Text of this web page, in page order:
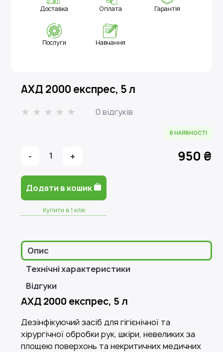
Доставка Оплата Гарантія
Послуги Навчання
АХД 2000 експрес, 5 л
0 відгуків
В НАЯВНОСТІ
- 1 + 950 ₴
Додати в кошик
Купити в 1 клік
Опис
Технічні характеристики
Відгуки
АХД 2000 експрес, 5 л
Дезінфікуючий засіб для гігієнічної та
хірургічної обробки рук, шкіри, невеликих за
площею поверхонь та некритичних медичних